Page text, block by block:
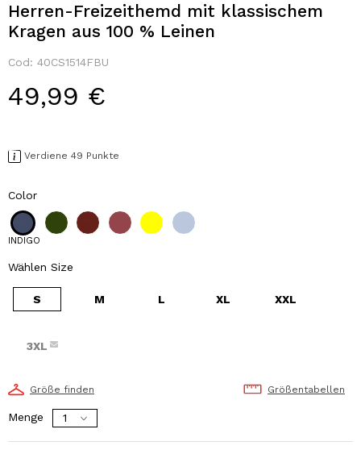
Herren-Freizeithemd mit klassischem
Kragen aus 100 % Leinen
Cod: 40CS1514FBU
49,99 €
Verdiene 49 Punkte
Color
INDIGO
Wählen Size
S M L XL XXL
3XL
Größe finden Größentabellen
Menge